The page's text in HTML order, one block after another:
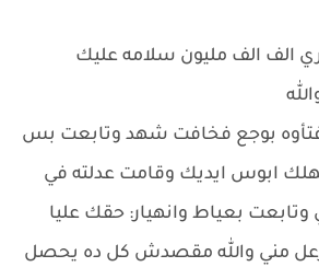
الف الف مليون سلامه عليك
بوجع فخافت شهد وتابعت بس
ابوس ايديك وقامت عدلته في
بعياط وانهيار: حقك عليا
مني والله مقصدش كل ده يحصل